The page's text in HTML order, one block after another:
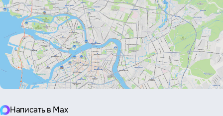
Написать в Max